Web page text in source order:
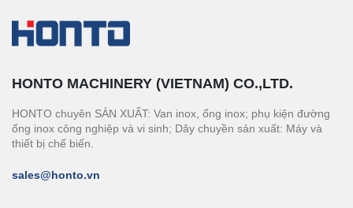
HONTO MACHINERY (VIETNAM) CO.,LTD.
HONTO chuyên SẢN XUẤT: Van inox, ống inox; phụ kiện đường
ống inox công nghiệp và vi sinh; Dây chuyền sản xuất: Máy và
thiết bị chế biến.
sales@honto.vn